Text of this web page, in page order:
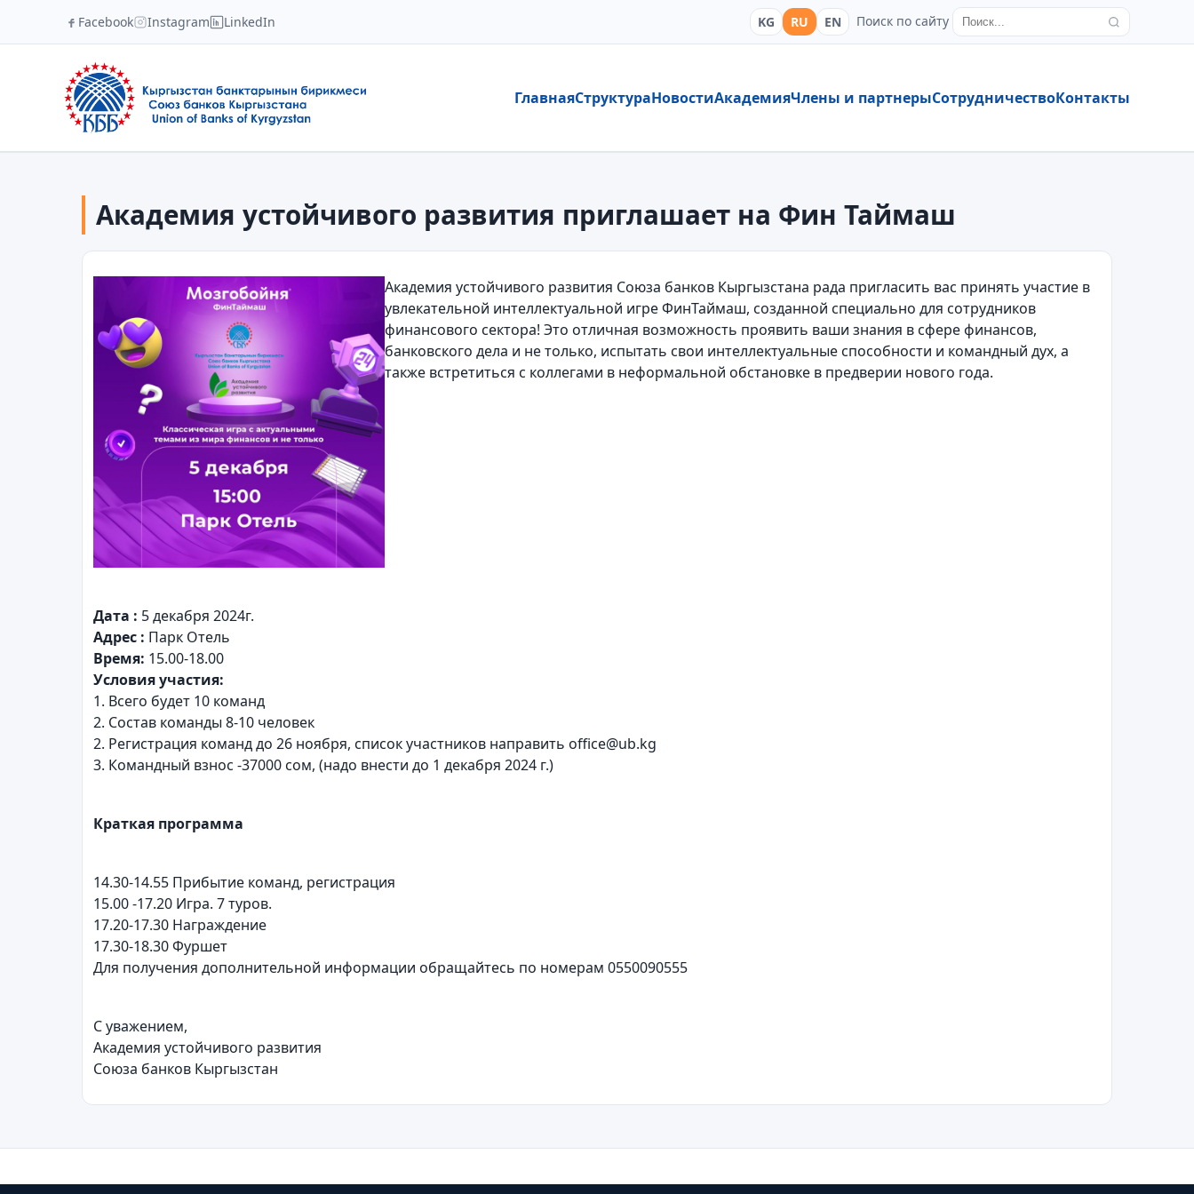
Facebook Instagram LinkedIn KG RU EN Поиск по сайту
ГлавнаяСтруктураНовостиАкадемияЧлены и партнерыСотрудничествоКонтакты
Академия устойчивого развития приглашает на Фин Таймаш
Академия устойчивого развития Союза банков Кыргызстана рада пригласить вас принять участие в
увлекательной интеллектуальной игре ФинТаймаш, созданной специально для сотрудников
финансового сектора! Это отличная возможность проявить ваши знания в сфере финансов,
банковского дела и не только, испытать свои интеллектуальные способности и командный дух, а
также встретиться с коллегами в неформальной обстановке в предверии нового года.
Дата : 5 декабря 2024г.
Адрес : Парк Отель
Время: 15.00-18.00
Условия участия:
1. Всего будет 10 команд
2. Состав команды 8-10 человек
2. Регистрация команд до 26 ноября, список участников направить office@ub.kg
3. Командный взнос -37000 сом, (надо внести до 1 декабря 2024 г.)
Краткая программа
14.30-14.55 Прибытие команд, регистрация
15.00 -17.20 Игра. 7 туров.
17.20-17.30 Награждение
17.30-18.30 Фуршет
Для получения дополнительной информации обращайтесь по номерам 0550090555
С уважением,
Академия устойчивого развития
Союза банков Кыргызстан